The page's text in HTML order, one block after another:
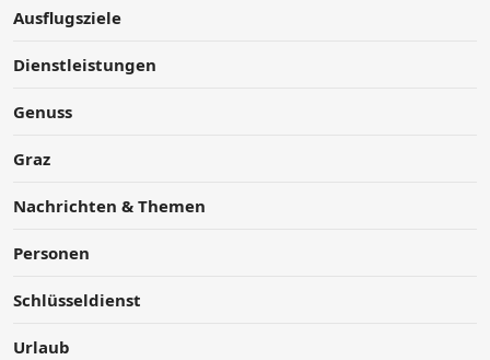
Ausflugsziele
Dienstleistungen
Genuss
Graz
Nachrichten & Themen
Personen
Schlüsseldienst
Urlaub